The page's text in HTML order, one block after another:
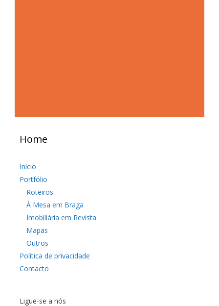
Home
Início
Portfólio
Roteiros
À Mesa em Braga
Imobiliária em Revista
Mapas
Outros
Política de privacidade
Contacto
Ligue-se a nós